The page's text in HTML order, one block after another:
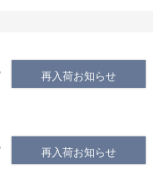
再入荷お知らせ
再入荷お知らせ